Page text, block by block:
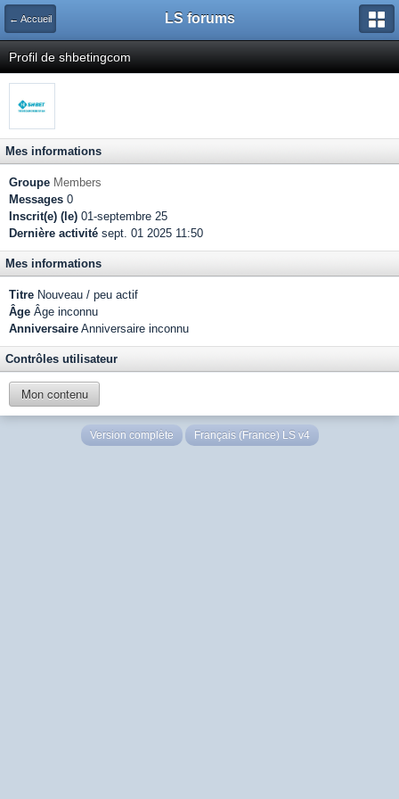
← Accueil LS forums
Profil de shbetingcom
Mes informations
Groupe Members
Messages 0
Inscrit(e) (le) 01-septembre 25
Dernière activité sept. 01 2025 11:50
Mes informations
Titre Nouveau / peu actif
Âge Âge inconnu
Anniversaire Anniversaire inconnu
Contrôles utilisateur
Mon contenu
Version complète Français (France) LS v4